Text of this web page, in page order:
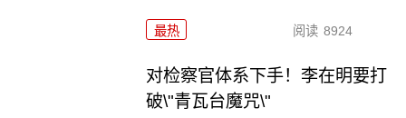
最热 阅读 8924
对检察官体系下手！李在明要打
破\"青瓦台魔咒\"